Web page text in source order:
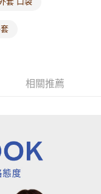
相關推薦